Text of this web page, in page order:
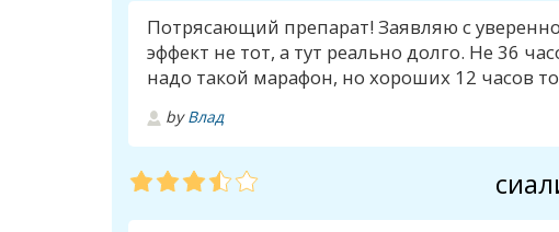
Потрясающий препарат! Заявляю с
эффект не тот, а тут реально долго. Не 36
надо такой марафон, но хороших 12 часов
byВлад